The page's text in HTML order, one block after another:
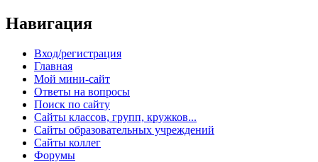
Навигация
Вход/регистрация
Главная
Мой мини-сайт
Ответы на вопросы
Поиск по сайту
Сайты классов, групп, кружков...
Сайты образовательных учреждений
Сайты коллег
Форумы